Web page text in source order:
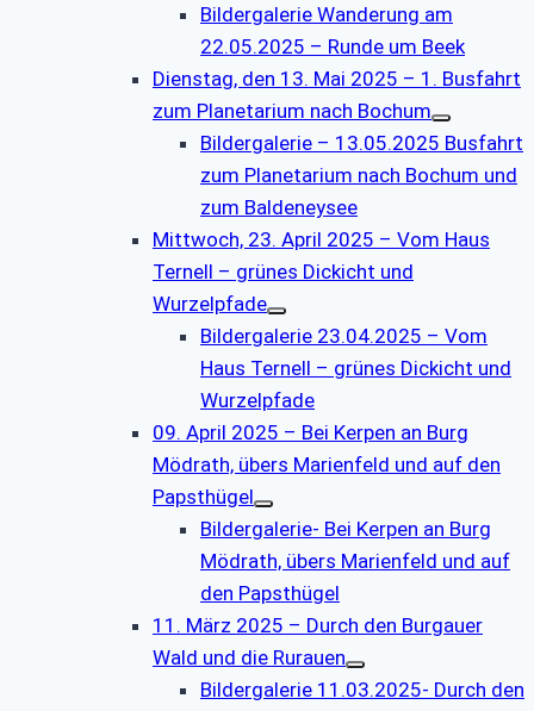
Bildergalerie Wanderung am
22.05.2025 – Runde um Beek
Dienstag, den 13. Mai 2025 – 1. Busfahrt
zum Planetarium nach Bochum
Bildergalerie – 13.05.2025 Busfahrt
zum Planetarium nach Bochum und
zum Baldeneysee
Mittwoch, 23. April 2025 – Vom Haus
Ternell – grünes Dickicht und
Wurzelpfade
Bildergalerie 23.04.2025 – Vom
Haus Ternell – grünes Dickicht und
Wurzelpfade
09. April 2025 – Bei Kerpen an Burg
Mödrath, übers Marienfeld und auf den
Papsthügel
Bildergalerie- Bei Kerpen an Burg
Mödrath, übers Marienfeld und auf
den Papsthügel
11. März 2025 – Durch den Burgauer
Wald und die Rurauen
Bildergalerie 11.03.2025- Durch den